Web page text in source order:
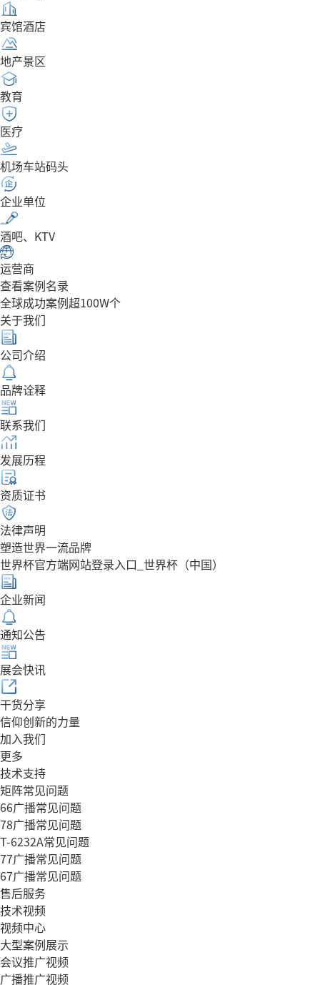
宾馆酒店
地产景区
教育
医疗
机场车站码头
企业单位
酒吧、KTV
运营商
查看案例名录
全球成功案例超100W个
关于我们
公司介绍
品牌诠释
联系我们
发展历程
资质证书
法律声明
塑造世界一流品牌
世界杯官方端网站登录入口_世界杯（中国）
企业新闻
通知公告
展会快讯
干货分享
信仰创新的力量
加入我们
更多
技术支持
矩阵常见问题
66广播常见问题
78广播常见问题
T-6232A常见问题
77广播常见问题
67广播常见问题
售后服务
技术视频
视频中心
大型案例展示
会议推广视频
广播推广视频